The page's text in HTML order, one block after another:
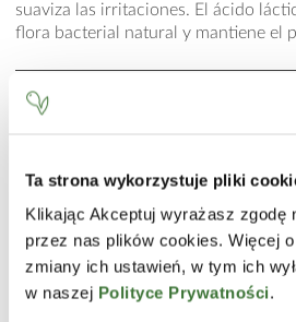
Ta strona wykorzystuje pliki
Klikając Akceptuj wyrażasz zgodę
przez nas plików cookies. Więcej
zmiany ich ustawień, w tym ich
w naszej Polityce Prywatności.
suaviza las irritaciones. El ácido
flora bacterial natural y mantiene el
MODO DE EMPLEO
INCI
Aqua (Water), Sodium Laureth
Betaine, Coco Glucoside,
Bark Extract, Lactic Acid,
120 Methyl Glucose Dioleate,